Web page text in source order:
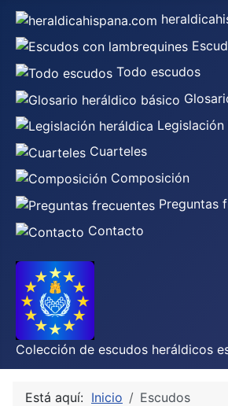
Todo escudos
Legislación
Cuarteles
Composición
Preguntas
Contacto
Colección de escudos heráldicos
Está aquí: Inicio Escudos